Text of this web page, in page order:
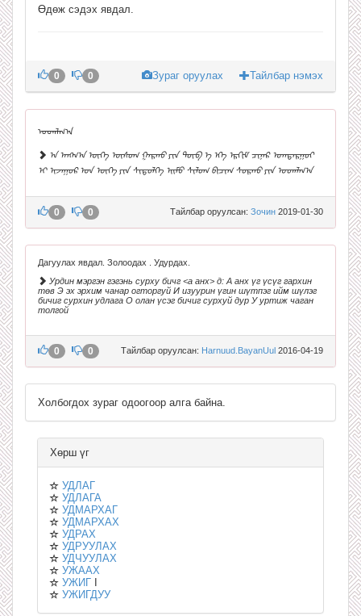
Өдөж сэдэх явдал.
Зураг оруулах Тайлбар нэмэх
0 0
ᠤᠳᠠᠯᠭ᠎ᠠ
ᠠ ᠠᠩᠬ᠎ᠠ ᠦᠭᠡ ᠦᠰᠦᠭ ᠭᠠᠷᠬᠤ ᠶᠢᠨ ᠲᠥᠪ ᠡ ᠡᠬᠡ ᠡᠷᠬᠢᠮ ᠴᠢᠨᠠᠷ ᠣᠭᠲᠠᠷᠭᠤᠢ
ᠢ ᠢᠵᠠᠭᠤᠷ ᠤᠨ ᠦᠭᠡ ᠶᠢᠨ ᠰᠢᠲᠦᠯᠭᠡ ᠡᠢᠮᠦ ᠰᠢᠯᠦᠭ ᠪᠢᠴᠢᠭ ᠰᠤᠷᠬᠤ ᠶᠢᠨ ᠤᠳᠠᠯᠭ᠎ᠠ
Тайлбар оруулсан: Зочин 2019-01-30
0 0
Дагуулах явдал. Золоодах . Удурдах.
Урдин мэргэн гэгэнь сурху бичг <а анх> д: А анх үг үсүг гархин
төв Э эх эрхим чанар огторгуй И изуурин үгин шүтпэг ийм шүлэг
бичиг сурхин удлага О олан үсэг бичиг сурхуй дур У уртиж чаган
толгой
Тайлбар оруулсан: Harnuud.BayanUul 2016-04-19
0 0
Холбогдох зураг одоогоор алга байна.
Хөрш үг
УДЛАГ
УДЛАГА
УДМАРХАГ
УДМАРХАХ
УДРАХ
УДРУУЛАХ
УДЧУУЛАХ
УЖААХ
УЖИГ I
УЖИГДУУ